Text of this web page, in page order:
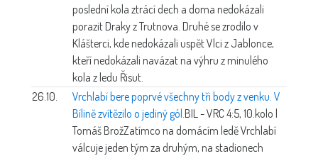
poslední kola ztrácí dech a doma nedokázali
porazit Draky z Trutnova. Druhé se zrodilo v
Klášterci, kde nedokázali uspět Vlci z Jablonce,
kteří nedokázali navázat na výhru z minulého
kola z ledu Řisut.
26.10.
Vrchlabí bere poprvé všechny tři body z venku. V
Bílině zvítězilo o jediný gól. BIL - VRC 4:5, 10.kolo |
Tomáš BrožZatímco na domácím ledě Vrchlabí
válcuje jeden tým za druhým, na stadionech